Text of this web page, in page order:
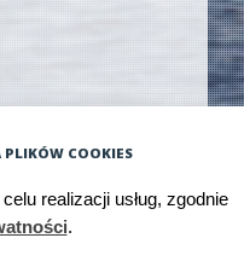
PLIKÓW COOKIES
realizacji usług, zgodnie
.